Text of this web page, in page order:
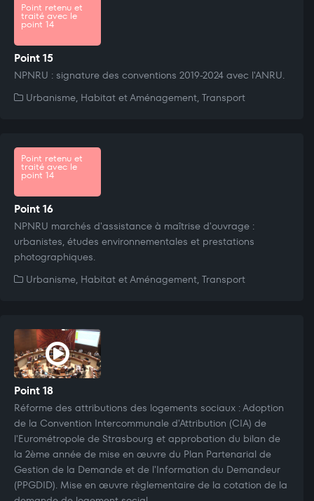
Point retenu et
traité avec le
point 14
Point 15
NPNRU : signature des conventions 2019-2024 avec l'ANRU.
Urbanisme, Habitat et Aménagement, Transport
Point retenu et
traité avec le
point 14
Point 16
NPNRU marchés d'assistance à maîtrise d'ouvrage :
urbanistes, études environnementales et prestations
photographiques.
Urbanisme, Habitat et Aménagement, Transport
Point 18
Réforme des attributions des logements sociaux : Adoption
de la Convention Intercommunale d'Attribution (CIA) de
l'Eurométropole de Strasbourg et approbation du bilan de
la 2ème année de mise en œuvre du Plan Partenarial de
Gestion de la Demande et de l'Information du Demandeur
(PPGDID). Mise en œuvre règlementaire de la cotation de la